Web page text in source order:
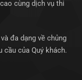
cùng dịch vụ thi
đa dạng về chủng
cầu của Quý khách.